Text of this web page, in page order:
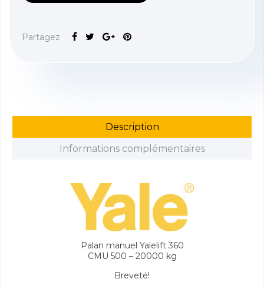
Partagez
Description
Informations complémentaires
Palan manuel Yalelift 360
CMU 500 – 20000 kg
Breveté!